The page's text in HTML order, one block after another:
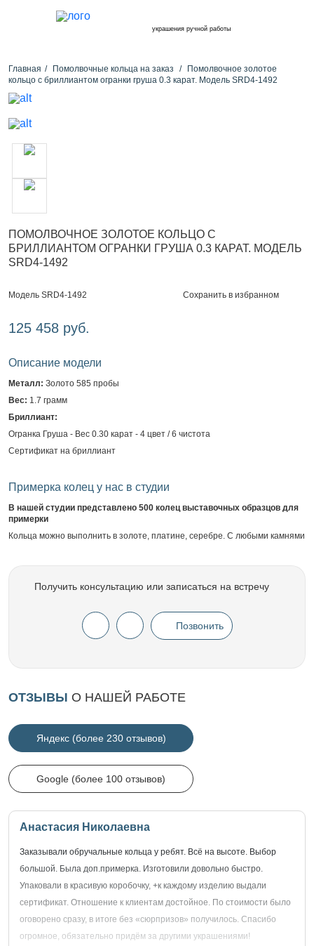
украшения ручной работы
Главная Помолвочные кольца на заказ
Помолвочное золотое
кольцо с бриллиантом огранки груша 0.3 карат. Модель SRD4-1492
ПОМОЛВОЧНОЕ ЗОЛОТОЕ КОЛЬЦО С
БРИЛЛИАНТОМ ОГРАНКИ ГРУША 0.3 КАРАТ. МОДЕЛЬ
SRD4-1492
Модель SRD4-1492 Сохранить в избранном
125 458 руб.
Описание модели
Металл: Золото 585 пробы
Вес: 1.7 грамм
Бриллиант:
Огранка Груша - Вес 0.30 карат - 4 цвет / 6 чистота
Сертификат на бриллиант
Примерка колец у нас в студии
В нашей студии представлено 500 колец выставочных образцов для
примерки
Кольца можно выполнить в золоте, платине, серебре. С любыми камнями
Получить консультацию или записаться на встречу
Позвонить
ОТЗЫВЫ О НАШЕЙ РАБОТЕ
Яндекс (более 230 отзывов)
Google (более 100 отзывов)
Анастасия Николаевна
Заказывали обручальные кольца у ребят. Всё на высоте. Выбор
большой. Была доп.примерка. Изготовили довольно быстро.
Упаковали в красивую коробочку, +к каждому изделию выдали
сертификат. Отношение к клиентам достойное. По стоимости было
оговорено сразу, в итоге без «сюрпризов» получилось. Спасибо
огромное, обязательно придём за другими украшениями!